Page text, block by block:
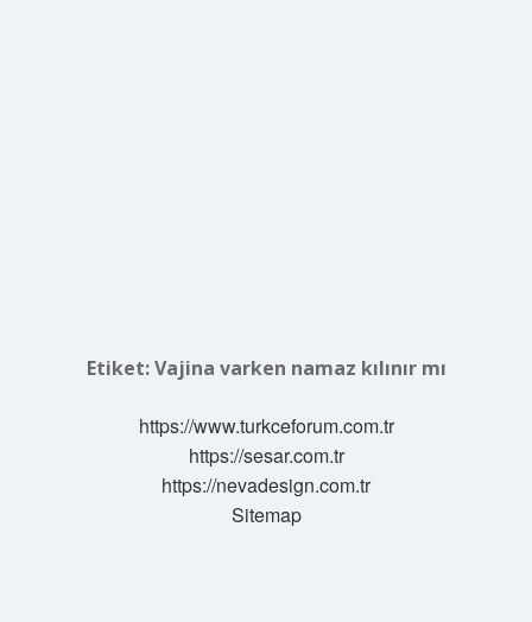
Etiket:Vajina varken namaz kılınır mı
https://www.turkceforum.com.tr
https://sesar.com.tr
https://nevadesign.com.tr
Sitemap